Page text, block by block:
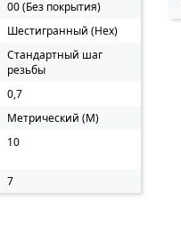
00 (Без покрытия)
Шестигранный (Нех)
Стандартный шаг
резьбы
0,7
Метрический (M)
10
7